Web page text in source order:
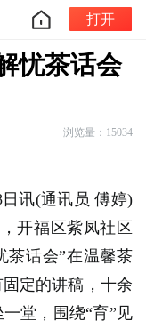
打开
忧茶话会
浏览量：15034
讯(通讯员 傅婷)
开福区紫凤社区
茶话会”在温馨茶
定的讲稿，十余
堂，围绕“育”见